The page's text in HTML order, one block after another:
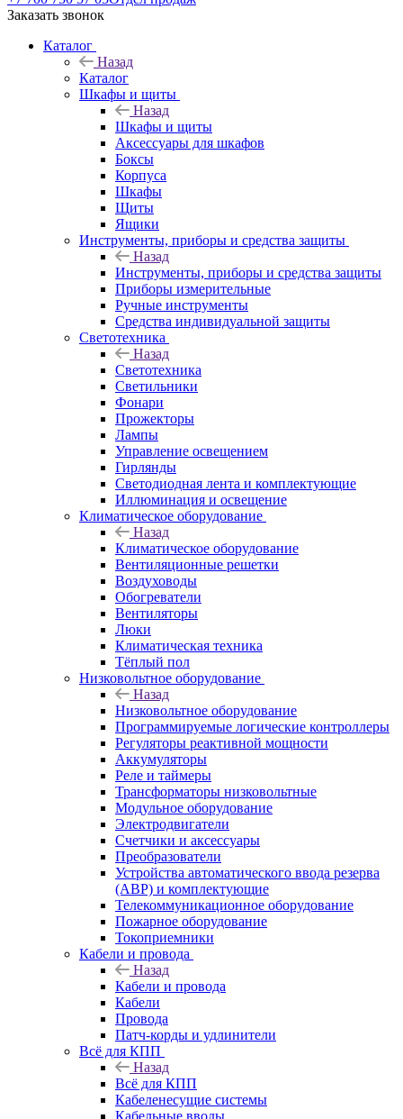
Заказать звонок
Каталог
Назад
Каталог
Шкафы и щиты
Назад
Шкафы и щиты
Аксессуары для шкафов
Боксы
Корпуса
Шкафы
Щиты
Ящики
Инструменты, приборы и средства защиты
Назад
Инструменты, приборы и средства защиты
Приборы измерительные
Ручные инструменты
Средства индивидуальной защиты
Светотехника
Назад
Светотехника
Светильники
Фонари
Прожекторы
Лампы
Управление освещением
Гирлянды
Светодиодная лента и комплектующие
Иллюминация и освещение
Климатическое оборудование
Назад
Климатическое оборудование
Вентиляционные решетки
Воздуховоды
Обогреватели
Вентиляторы
Люки
Климатическая техника
Тёплый пол
Низковольтное оборудование
Назад
Низковольтное оборудование
Программируемые логические контроллеры
Регуляторы реактивной мощности
Аккумуляторы
Реле и таймеры
Трансформаторы низковольтные
Модульное оборудование
Электродвигатели
Счетчики и аксессуары
Преобразователи
Устройства автоматического ввода резерва
(АВР) и комплектующие
Телекоммуникационное оборудование
Пожарное оборудование
Токоприемники
Кабели и провода
Назад
Кабели и провода
Кабели
Провода
Патч-корды и удлинители
Всё для КПП
Назад
Всё для КПП
Кабеленесущие системы
Кабельные вводы